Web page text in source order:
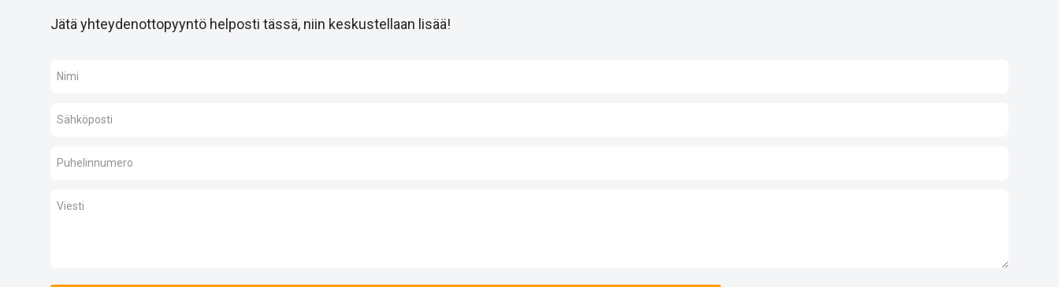
Jätä yhteydenottopyyntö helposti tässä, niin keskustellaan lisää!